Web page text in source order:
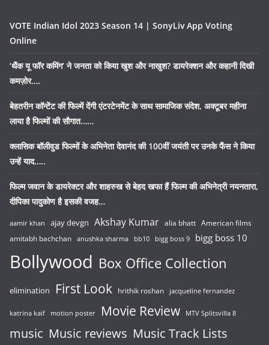
VOTE Indian Idol 2023 Season 14 | SonyLiv App Voting
Online
‘थैंक यू फॉर कमिंग’ ने जनता को किया खुश और नाखुश? डायरेक्शन और कहानी दिखी
कमज़ोर….
बेहतरीन कॉन्टेंट की फिल्में देंगी एंटरटेनमेंट के साथ सामाजिक संदेश, अक्टूबर महीना
लाया है फिल्मों की सौगात……
क्लासिक बॉलीवुड फिल्मों के अभिनेता देवानंद की 100वीं जयंती पर उनके फैंस ने किया
उन्हें याद…..
फिल्म जवान के डायरेक्टर और शाहरुख से बेहद खफा हैं फिल्म की अभिनेत्री नयनतारा,
दीपिका पादुकोण है इसकी वजह…
aamir khan ajay devgn Akshay Kumar alia bhatt American films
amitabh bachchan anushka sharma bb10 bigg boss 9 bigg boss 10
Bollywood Box Office Collection
elimination First Look hrithik roshan jacqueline fernandez
katrina kaif motion poster Movie Review MTV Splitsvilla 8
music Music reviews Music Track Lists